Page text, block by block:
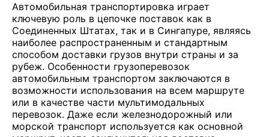
Автомобильная транспортировка играет
ключевую роль в цепочке поставок как в
Соединенных Штатах, так и в Сингапуре, являясь
наиболее распространенным и стандартным
способом доставки грузов внутри страны и за
рубеж. Особенности грузоперевозок
автомобильным транспортом заключаются в
возможности использования на всем маршруте
или в качестве части мультимодальных
перевозок. Даже если железнодорожный или
морской транспорт используется как основной